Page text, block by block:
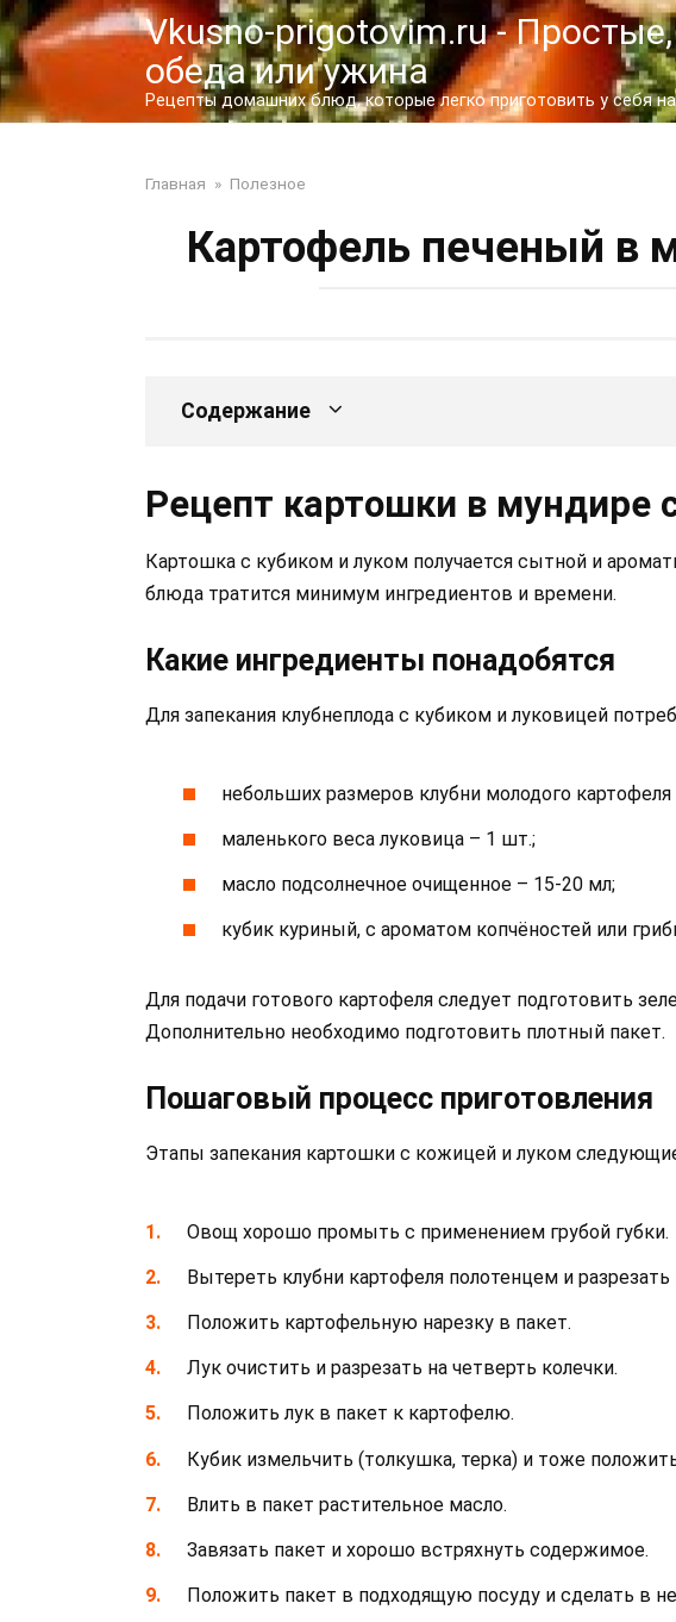
Перейти
к
контенту
Vkusno-prigotovim.ru -
обеда или ужина
Рецепты домашних блюд, которые легко приготовить у себя на
Главная » Полезное
Картофель печеный в
Содержание
Рецепт картошки в мундире
Картошка с кубиком и луком получается сытной и
блюда тратится минимум ингредиентов и времени.
Какие ингредиенты понадобятся
Для запекания клубнеплода с кубиком и луковицей
небольших размеров клубни молодого картофеля
маленького веса луковица – 1 шт.;
масло подсолнечное очищенное – 15-20 мл;
кубик куриный, с ароматом копчёностей или
Для подачи готового картофеля следует подготовить
Дополнительно необходимо подготовить плотный пакет.
Пошаговый процесс приготовления
Этапы запекания картошки с кожицей и луком
Овощ хорошо промыть с применением грубой губки.
Вытереть клубни картофеля полотенцем и
Положить картофельную нарезку в пакет.
Лук очистить и разрезать на четверть колечки.
Положить лук в пакет к картофелю.
Кубик измельчить (толкушка, терка) и тоже
Влить в пакет растительное масло.
Завязать пакет и хорошо встряхнуть содержимое.
Положить пакет в подходящую посуду и сделать в